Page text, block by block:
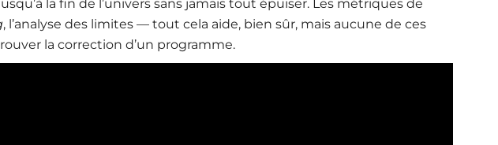
la fin de l’univers sans jamais tout épuiser. Les métriques de
, l’analyse des limites — tout cela aide, bien sûr, mais aucune de ces
la correction d’un programme.